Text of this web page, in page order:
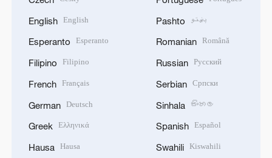
English English
Esperanto Esperanto
Filipino Filipino
French Français
German Deutsch
Greek Ελληνικά
Hausa Hausa
Pashto پښتو
Romanian Română
Russian Русский
Serbian Српски
Sinhala සිංහල
Spanish Español
Swahili Kiswahili